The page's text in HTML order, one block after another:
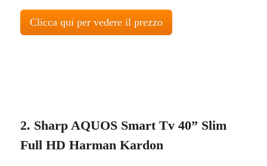
Clicca qui per vedere il prezzo
2. Sharp AQUOS Smart Tv 40” Slim
Full HD Harman Kardon